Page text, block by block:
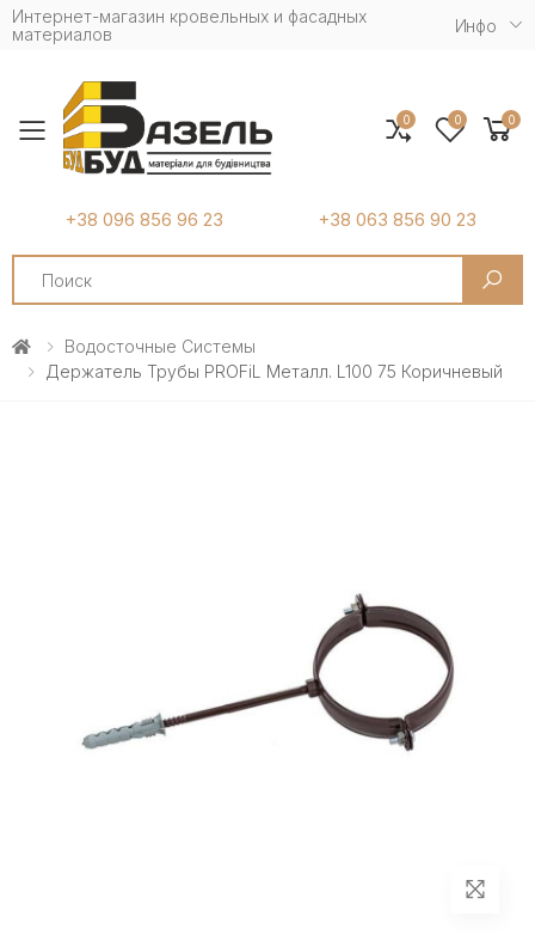
Интернет-магазин кровельных и фасадных
материалов
Инфо
Toggle mobile menu
+38 096 856 96 23 +38 063 856 90 23
Search
0 0 0
Водосточные Системы
Держатель Трубы PROFiL Металл. L100 75 Коричневый